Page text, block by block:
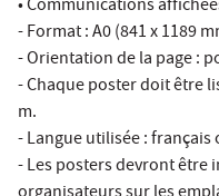
• Communications
- Format : A0 (841 x 1189
- Orientation de la page :
- Chaque poster doit être
m.
- Langue utilisée : français
- Les posters devront être